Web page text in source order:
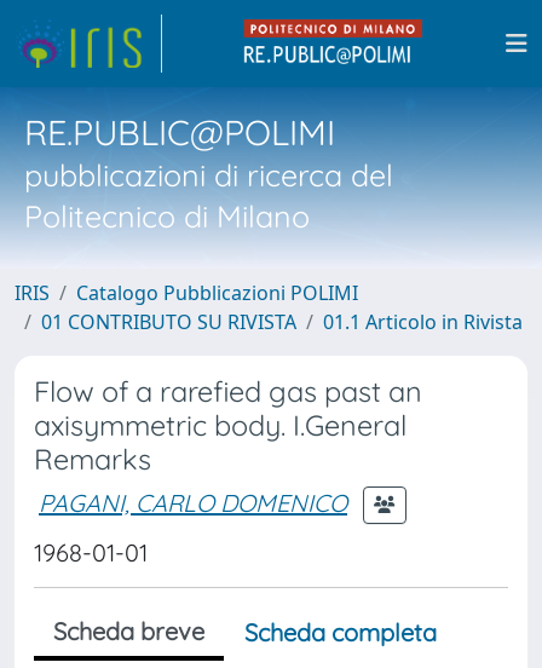
RE.PUBLIC@POLIMI
pubblicazioni di ricerca del
Politecnico di Milano
IRIS
Catalogo Pubblicazioni POLIMI
01 CONTRIBUTO SU RIVISTA
01.1 Articolo in Rivista
Flow of a rarefied gas past an
axisymmetric body. I.General
Remarks
PAGANI, CARLO DOMENICO
1968-01-01
Scheda breve
Scheda completa